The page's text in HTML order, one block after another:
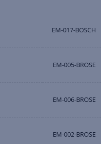
EM-017-BOSCH
EM-005-BROSE
EM-006-BROSE
EM-002-BROSE